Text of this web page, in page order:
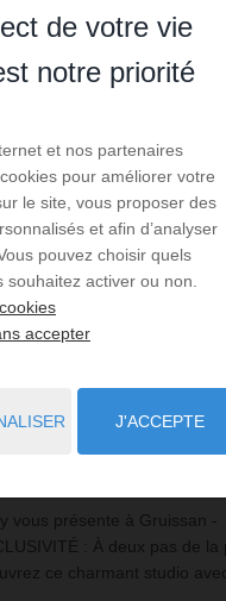
vous présente à Gruissan -
: À deux pas de la
ce charmant studio avec
de votre vie
notre priorité
et nos partenaires
pour améliorer votre
le site, vous proposer des
et afin d’analyser
pouvez choisir quels
souhaitez activer ou non.
accepter
J'ACCEPTE